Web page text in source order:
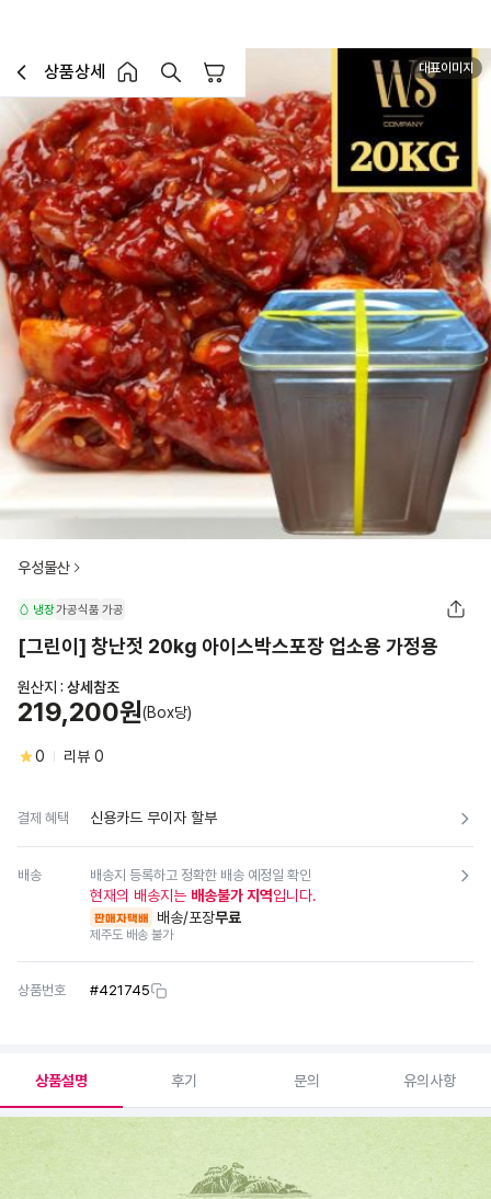
이전페이지로 이동
상품상세
홈 버튼홈 장바구니
대표이미지
우성물산
냉장가공식품 가공
[그린이] 창난젓 20kg 아이스박스포장 업소용 가정용
원산지 : 상세참조
219,200원(Box당)
0 리뷰 0
결제 혜택 신용카드 무이자 할부
배송 배송지 등록하고 정확한 배송 예정일 확인
현재의 배송지는 배송불가 지역입니다.
판매자택배 배송/포장무료
제주도 배송 불가
상품번호 #421745
상품설명 후기 문의 유의사항